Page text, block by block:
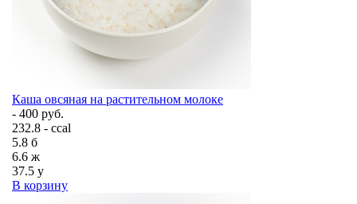
Каша овсяная на растительном молоке
- 400 руб.
232.8 - ccal
5.8 б
6.6 ж
37.5 у
В корзину